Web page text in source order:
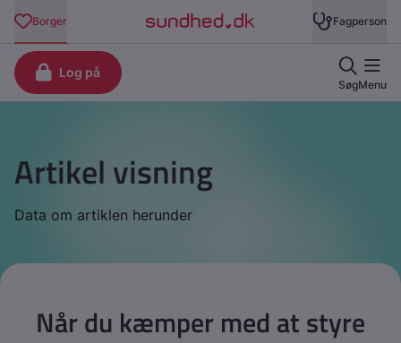
Artikel visning
Data om artiklen herunder
Når du kæmper med at styre